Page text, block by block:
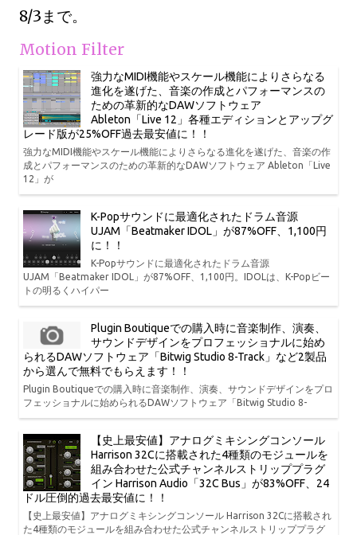
8/3まで。
Motion Filter
強力なMIDI機能やスケール機能によりさらなる
進化を遂げた、音楽の作成とパフォーマンスの
ための革新的なDAWソフトウェア
Ableton「Live 12」各種エディションとアップグ
レード版が25%OFF過去最安値に！！
強力なMIDI機能やスケール機能によりさらなる進化を遂げた、音楽の作
成とパフォーマンスのための革新的なDAWソフトウェア Ableton「Live
12」が
K-Popサウンドに最適化されたドラム音源
UJAM「Beatmaker IDOL」が87%OFF、1,100円
に！！
K-Popサウンドに最適化されたドラム音源
UJAM「Beatmaker IDOL」が87%OFF、1,100円。IDOLは、K-Popビー
トの明るくハイパー
Plugin Boutiqueでの購入時に音楽制作、演奏、
サウンドデザインをプロフェッショナルに始め
られるDAWソフトウェア「Bitwig Studio 8-Track」など2製品
から選んで無料でもらえます！！
Plugin Boutiqueでの購入時に音楽制作、演奏、サウンドデザインをプロ
フェッショナルに始められるDAWソフトウェア「Bitwig Studio 8-
【史上最安値】アナログミキシングコンソール
Harrison 32Cに搭載された4種類のモジュールを
組み合わせた公式チャンネルストリッププラグ
イン Harrison Audio「32C Bus」が83%OFF、24
ドル圧倒的過去最安値に！！
【史上最安値】アナログミキシングコンソール Harrison 32Cに搭載され
た4種類のモジュールを組み合わせた公式チャンネルストリッププラグ